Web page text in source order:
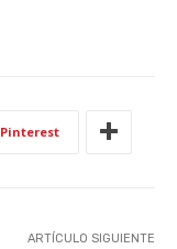
Pinterest
ARTÍCULO SIGUIENTE